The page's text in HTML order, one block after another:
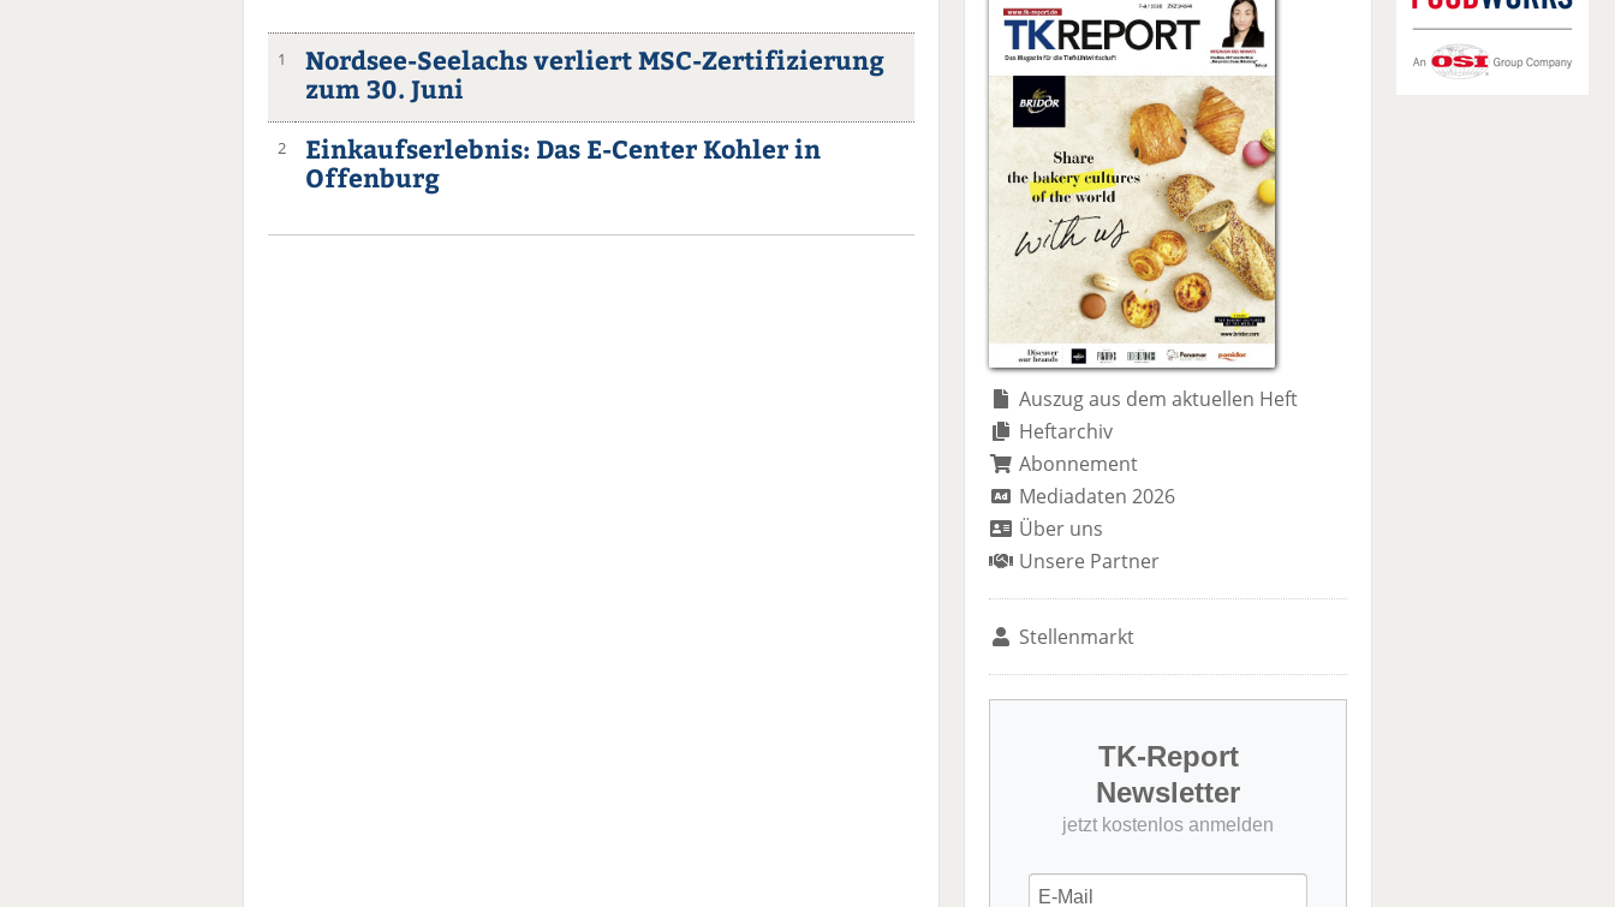
1
Nordsee-Seelachs verliert MSC-Zertifizierung
zum 30. Juni
2
Einkaufserlebnis: Das E-Center Kohler in
Offenburg
Auszug aus dem aktuellen Heft
Heftarchiv
Abonnement
Mediadaten 2026
Über uns
Unsere Partner
Stellenmarkt
TK-Report
Newsletter
jetzt kostenlos anmelden